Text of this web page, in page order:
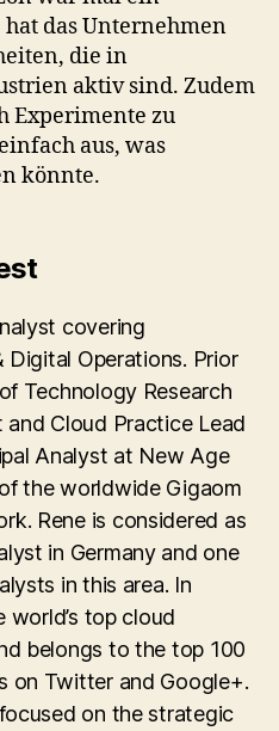
das Unternehmen
die in
aktiv sind. Zudem
Experimente zu
aus, was
könnte.
covering
Digital Operations. Prior
Technology Research
Cloud Practice Lead
Analyst at New Age
the worldwide Gigaom
Rene is considered as
in Germany and one
in this area. In
world’s top cloud
belongs to the top 100
on Twitter and Google+.
on the strategic